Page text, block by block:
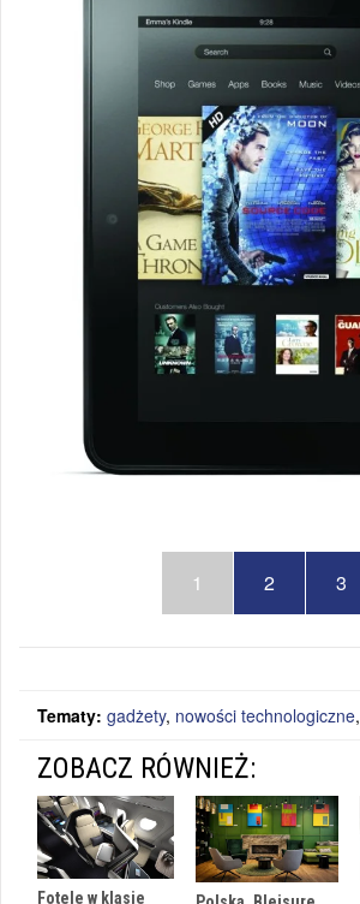
1 2 3
Tematy: gadżety, nowości technologiczne,
ZOBACZ RÓWNIEŻ:
Fotele w klasie